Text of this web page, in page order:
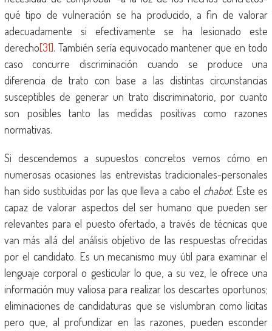
qué tipo de vulneración se ha producido, a fin de valorar
adecuadamente si efectivamente se ha lesionado este
derecho[31]. También sería equivocado mantener que en todo
caso concurre discriminación cuando se produce una
diferencia de trato con base a las distintas circunstancias
susceptibles de generar un trato discriminatorio, por cuanto
son posibles tanto las medidas positivas como razones
normativas.
Si descendemos a supuestos concretos vemos cómo en
numerosas ocasiones las entrevistas tradicionales-personales
han sido sustituidas por las que lleva a cabo el chabot. Este es
capaz de valorar aspectos del ser humano que pueden ser
relevantes para el puesto ofertado, a través de técnicas que
van más allá del análisis objetivo de las respuestas ofrecidas
por el candidato. Es un mecanismo muy útil para examinar el
lenguaje corporal o gesticular lo que, a su vez, le ofrece una
información muy valiosa para realizar los descartes oportunos;
eliminaciones de candidaturas que se vislumbran como lícitas
pero que, al profundizar en las razones, pueden esconder